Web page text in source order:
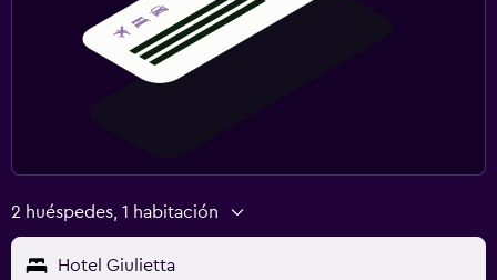
2 huéspedes, 1 habitación
Hotel Giulietta